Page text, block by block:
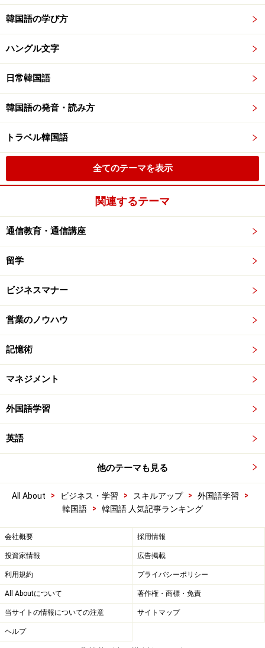
韓国語の学び方
ハングル文字
日常韓国語
韓国語の発音・読み方
トラベル韓国語
全てのテーマを表示
関連するテーマ
通信教育・通信講座
留学
ビジネスマナー
営業のノウハウ
記憶術
マネジメント
外国語学習
英語
他のテーマも見る
All About > ビジネス・学習 > スキルアップ > 外国語学習
>
韓国語
> 韓国語 人気記事ランキング
会社概要 採用情報
投資家情報 広告掲載
利用規約 プライバシーポリシー
All Aboutについて 著作権・商標・免責
当サイトの情報についての注意 サイトマップ
ヘルプ